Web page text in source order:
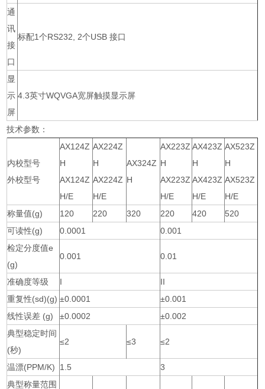
通
讯
接
口
标配1个RS232, 2个USB 接口
显
示
屏
4.3英寸WQVGA宽屏触摸显示屏
技术参数：
内校型号
外校型号
AX124Z
H
AX124Z
H/E
AX224Z
H
AX224Z
H/E
AX324Z
H
AX223Z
H
AX223Z
H/E
AX423Z
H
AX423Z
H/E
AX523Z
H
AX523Z
H/E
称量值(g)
120 220 320 220 420
520
可读性(g)
0.0001
0.001
检定分度值e
(g)
0.001 0.01
准确度等级 I
II
重复性(sd)(g) ±0.0001
±0.001
线性误差 (g)
±0.0002
±0.002
典型稳定时间
(秒)
≤2 ≤3 ≤2
温漂(PPM/K) 1.5
3
典型称量范围